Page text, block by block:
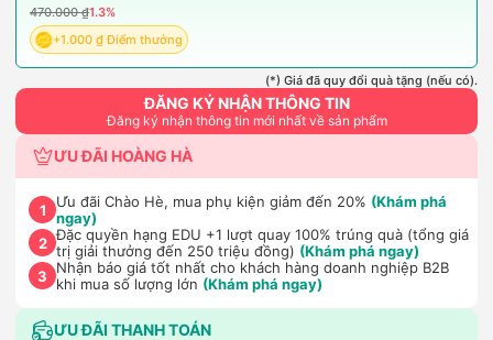
470.000 ₫1.3%
+1.000 ₫ Điểm thưởng
(*) Giá đã quy đổi quà tặng (nếu có).
ĐĂNG KÝ NHẬN THÔNG TIN
Đăng ký nhận thông tin mới nhất về sản phẩm
ƯU ĐÃI HOÀNG HÀ
1 Ưu đãi Chào Hè, mua phụ kiện giảm đến 20% (Khám phá
ngay)
2 Đặc quyền hạng EDU +1 lượt quay 100% trúng quà (tổng giá
trị giải thưởng đến 250 triệu đồng) (Khám phá ngay)
3
Nhận báo giá tốt nhất cho khách hàng doanh nghiệp B2B
khi mua số lượng lớn (Khám phá ngay)
ƯU ĐÃI THANH TOÁN